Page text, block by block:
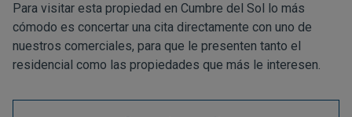
Para visitar esta propiedad en Cumbre del Sol lo más
cómodo es concertar una cita directamente con uno de
nuestros comerciales, para que le presenten tanto el
residencial como las propiedades que más le interesen.